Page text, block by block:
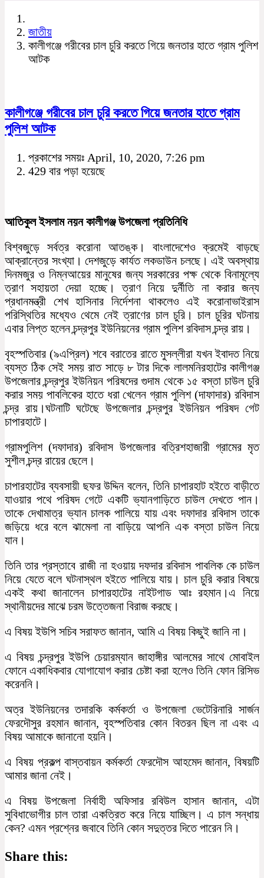
জাতীয়
কালীগঞ্জে গরীবের চাল চুরি করতে গিয়ে জনতার হাতে গ্রাম পুলিশ
আটক
কালীগঞ্জে গরীবের চাল চুরি করতে গিয়ে জনতার হাতে গ্রাম
পুলিশ আটক
প্রকাশের সময়ঃ April, 10, 2020, 7:26 pm
429 বার পড়া হয়েছে
আতিকুল ইসলাম নয়ন কালীগঞ্জ উপজেলা প্রতিনিধি
বিশ্বজুড়ে সর্বত্র করোনা আতঙ্ক। বাংলাদেশেও ক্রমেই বাড়ছে
আক্রান্তের সংখ্যা। দেশজুড়ে কার্যত লকডাউন চলছে। এই অবস্থায়
দিনমজুর ও নিম্নআয়ের মানুষের জন্য সরকারের পক্ষ থেকে বিনামূল্যে
ত্রাণ সহায়তা দেয়া হচ্ছে। ত্রাণ নিয়ে দুর্নীতি না করার জন্য
প্রধানমন্ত্রী শেখ হাসিনার নির্দেশনা থাকলেও এই করোনাভাইরাস
পরিস্থিতির মধ্যেও থেমে নেই ত্রাণের চাল চুরি। চাল চুরির ঘটনায়
এবার লিপ্ত হলেন চন্দ্রপুর ইউনিয়নের গ্রাম পুলিশ রবিদাস চন্দ্র রায়।
বৃহস্পতিবার (৯এপ্রিল) শবে বরাতের রাতে মুসল্লীরা যখন ইবাদত নিয়ে
ব্যস্ত ঠিক সেই সময় রাত সাড়ে ৮ টার দিকে লালমনিরহাটের কালীগঞ্জ
উপজেলার চন্দ্রপুর ইউনিয়ন পরিষদের গুদাম থেকে ১৫ বস্তা চাউল চুরি
করার সময় পাবলিকের হাতে ধরা খেলেন গ্রাম পুলিশ (দাফাদার) রবিদাস
চন্দ্র রায়।ঘটনাটি ঘটেছে উপজেলার চন্দ্রপুর ইউনিয়ন পরিষদ গেট
চাপারহাটে।
গ্রামপুলিশ (দফাদার) রবিদাস উপজেলার বত্রিশহাজারী গ্রামের মৃত
সুশীল চন্দ্র রায়ের ছেলে।
চাপারহাটের ব্যবসায়ী ছফর উদ্দিন বলেন, তিনি চাপারহাট হইতে বাড়ীতে
যাওয়ার পথে পরিষদ গেটে একটি ভ্যানগাড়িতে চাউল দেখতে পান।
তাকে দেখামাত্র ভ্যান চালক পালিয়ে যায় এবং দফাদার রবিদাস তাকে
জড়িয়ে ধরে বলে ঝামেলা না বাড়িয়ে আপনি এক বস্তা চাউল নিয়ে
যান।
তিনি তার প্রস্তাবে রাজী না হওয়ায় দফদার রবিদাস পাবলিক কে চাউল
নিয়ে যেতে বলে ঘটনাস্থল হইতে পালিয়ে যায়। চাল চুরি করার বিষয়ে
একই কথা জানালেন চাপারহাটের নাইটগাড আঃ রহমান।এ নিয়ে
স্থানীয়দের মাঝে চরম উত্তেজনা বিরাজ করছে।
এ বিষয় ইউপি সচিব সরাফত জানান, আমি এ বিষয় কিছুই জানি না।
এ বিষয় চন্দ্রপুর ইউপি চেয়ারম্যান জাহাঙ্গীর আলমের সাথে মোবাইল
ফোনে একাধিকবার যোগাযোগ করার চেষ্টা করা হলেও তিনি ফোন রিসিভ
করেননি।
অত্র ইউনিয়নের তদারকি কর্মকর্তা ও উপজেলা ভেটেরিনারি সার্জন
ফেরদৌসুর রহমান জানান, বৃহস্পতিবার কোন বিতরন ছিল না এবং এ
বিষয় আমাকে জানানো হয়নি।
এ বিষয় প্রকল্প বাস্তবায়ন কর্মকর্তা ফেরদৌস আহমেদ জানান, বিষয়টি
আমার জানা নেই।
এ বিষয় উপজেলা নির্বাহী অফিসার রবিউল হাসান জানান, এটা
সুবিধাভোগীর চাল তারা একত্রিত করে নিয়ে যাচ্ছিল। এ চাল সন্ধায়
কেন? এমন প্রশ্নের জবাবে তিনি কোন সদুত্তর দিতে পারেন নি।
Share this: